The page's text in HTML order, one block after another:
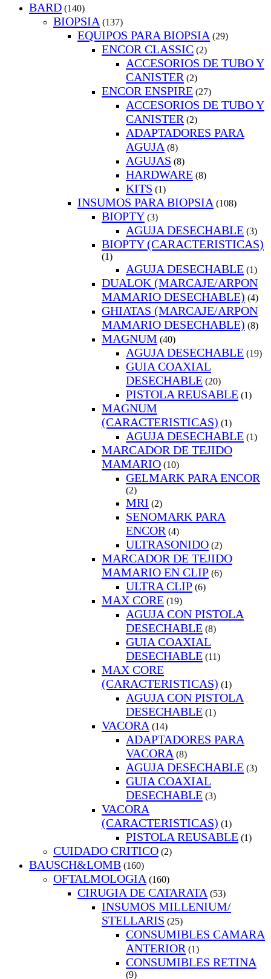
BARD (140)
BIOPSIA (137)
EQUIPOS PARA BIOPSIA (29)
ENCOR CLASSIC (2)
ACCESORIOS DE TUBO Y
CANISTER (2)
ENCOR ENSPIRE (27)
ACCESORIOS DE TUBO Y
CANISTER (2)
ADAPTADORES PARA
AGUJA (8)
AGUJAS (8)
HARDWARE (8)
KITS (1)
INSUMOS PARA BIOPSIA (108)
BIOPTY (3)
AGUJA DESECHABLE (3)
BIOPTY (CARACTERISTICAS)
(1)
AGUJA DESECHABLE (1)
DUALOK (MARCAJE/ARPON
MAMARIO DESECHABLE) (4)
GHIATAS (MARCAJE/ARPON
MAMARIO DESECHABLE) (8)
MAGNUM (40)
AGUJA DESECHABLE (19)
GUIA COAXIAL
DESECHABLE (20)
PISTOLA REUSABLE (1)
MAGNUM
(CARACTERISTICAS) (1)
AGUJA DESECHABLE (1)
MARCADOR DE TEJIDO
MAMARIO (10)
GELMARK PARA ENCOR
(2)
MRI (2)
SENOMARK PARA
ENCOR (4)
ULTRASONIDO (2)
MARCADOR DE TEJIDO
MAMARIO EN CLIP (6)
ULTRA CLIP (6)
MAX CORE (19)
AGUJA CON PISTOLA
DESECHABLE (8)
GUIA COAXIAL
DESECHABLE (11)
MAX CORE
(CARACTERISTICAS) (1)
AGUJA CON PISTOLA
DESECHABLE (1)
VACORA (14)
ADAPTADORES PARA
VACORA (8)
AGUJA DESECHABLE (3)
GUIA COAXIAL
DESECHABLE (3)
VACORA
(CARACTERISTICAS) (1)
PISTOLA REUSABLE (1)
CUIDADO CRITICO (2)
BAUSCH&LOMB (160)
OFTALMOLOGIA (160)
CIRUGIA DE CATARATA (53)
INSUMOS MILLENIUM/
STELLARIS (25)
CONSUMIBLES CAMARA
ANTERIOR (1)
CONSUMIBLES RETINA
(9)